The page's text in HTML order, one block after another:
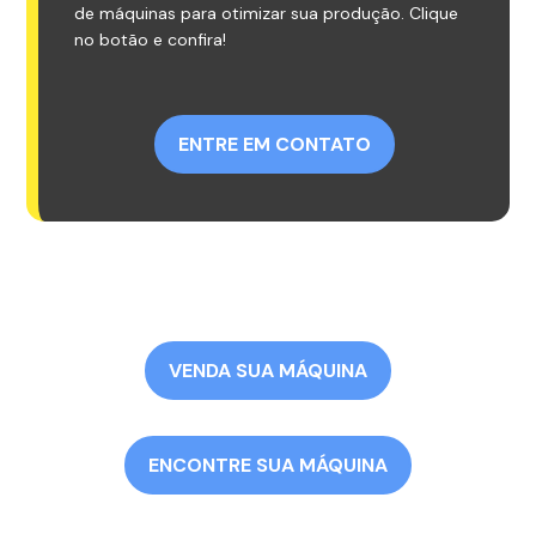
de máquinas para otimizar sua produção. Clique
no botão e confira!
ENTRE EM CONTATO
VENDA SUA MÁQUINA
ENCONTRE SUA MÁQUINA